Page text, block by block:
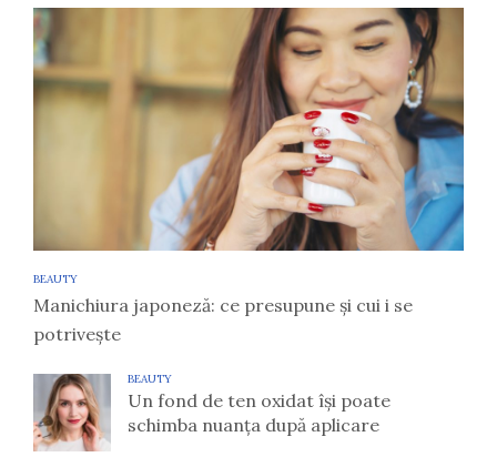
BEAUTY
Manichiura japoneză: ce presupune și cui i se
potrivește
BEAUTY
Un fond de ten oxidat își poate
schimba nuanța după aplicare